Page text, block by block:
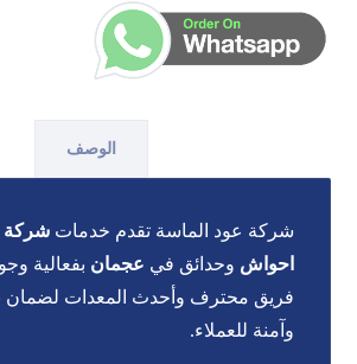
الوصف
شركة عود الماسة تقدم خدماتشركة
احواش وحدائق في عجمان بفعالية
فريق محترف وأحدث المعدات لضمان
وآمنة للعملاء.